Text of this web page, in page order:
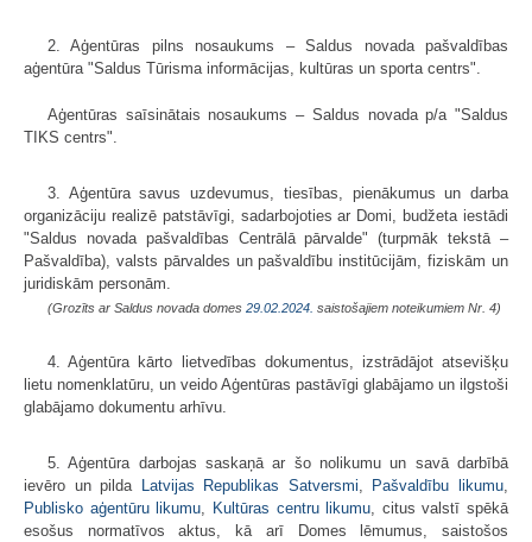
2. Aģentūras pilns nosaukums – Saldus novada pašvaldības
aģentūra "Saldus Tūrisma informācijas, kultūras un sporta centrs".
Aģentūras saīsinātais nosaukums – Saldus novada p/a "Saldus
TIKS centrs".
3. Aģentūra savus uzdevumus, tiesības, pienākumus un darba
organizāciju realizē patstāvīgi, sadarbojoties ar Domi, budžeta iestādi
"Saldus novada pašvaldības Centrālā pārvalde" (turpmāk tekstā –
Pašvaldība), valsts pārvaldes un pašvaldību institūcijām, fiziskām un
juridiskām personām.
(Grozīts ar Saldus novada domes 29.02.2024. saistošajiem noteikumiem Nr. 4)
4. Aģentūra kārto lietvedības dokumentus, izstrādājot atsevišķu
lietu nomenklatūru, un veido Aģentūras pastāvīgi glabājamo un ilgstoši
glabājamo dokumentu arhīvu.
5. Aģentūra darbojas saskaņā ar šo nolikumu un savā darbībā
ievēro un pilda Latvijas Republikas Satversmi Pašvaldību likumu
Publisko aģentūru likumu
Kultūras centru likumu , citus valstī spēkā
esošus normatīvos aktus, kā arī Domes lēmumus, saistošos